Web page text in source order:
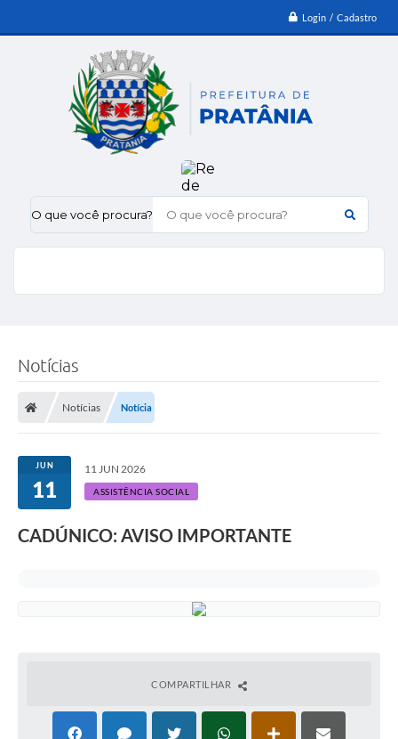
Login / Cadastro
O que você procura?
Notícias
Notícias Notícia
JUN
11
11 JUN 2026
ASSISTÊNCIA SOCIAL
CADÚNICO: AVISO IMPORTANTE
COMPARTILHAR